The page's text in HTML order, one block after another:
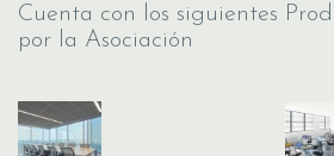
Cuenta con los siguientes
por la Asociación